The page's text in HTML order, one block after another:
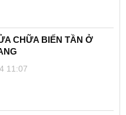
CHỮA BIẾN TẦN Ở
11:07